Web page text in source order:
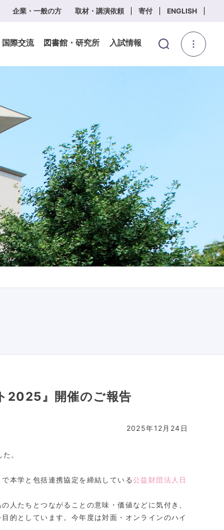
企業・一般の方 取材・講演依頼 寄付 ENGLISH
際交流 図書館・研究所 入試情報
2025』開催のご報告
2025年12月24日
。
本学と包括連携協定を締結している公益財団法人日
人たちとつながることの意味・価値などに気付き、
的としています。今年度は対面・オンラインのハイ